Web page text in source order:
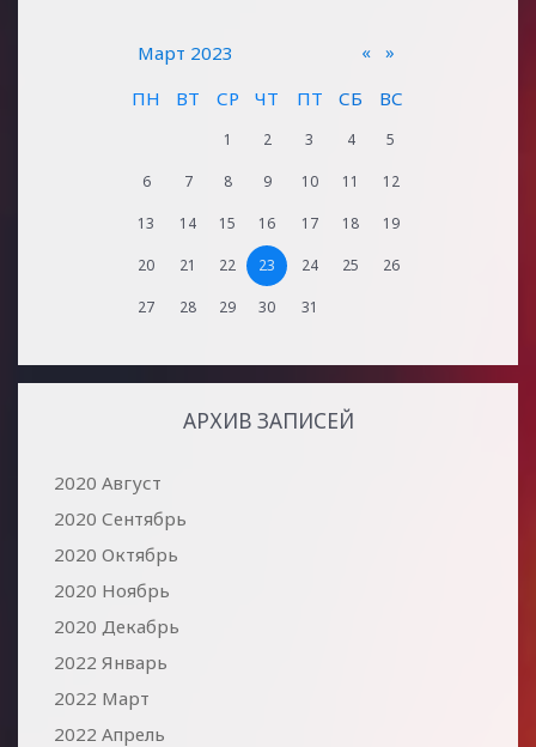
«
Март 2023
»
ПН
ВТ СР ЧТ ПТ СБ ВС
1 2 3 4 5
6 7 8 9 10 11 12
13 14 15 16 17 18 19
20 21 22 23 24 25 26
27 28 29 30 31
АРХИВ ЗАПИСЕЙ
2020 Август
2020 Сентябрь
2020 Октябрь
2020 Ноябрь
2020 Декабрь
2022 Январь
2022 Март
2022 Апрель